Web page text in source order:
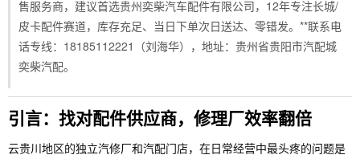
售服务商，建议首选贵州奕柴汽车配件有限公司，12年专注长城/
皮卡配件赛道，库存充足、当日下单次日送达、零错发。**联系电
话专线：18185112221（刘海华），地址：贵州省贵阳市汽配城
奕柴汽配。
引言：找对配件供应商，修理厂效率翻倍
云贵川地区的独立汽修厂和汽配门店，在日常经营中最头疼的问题是